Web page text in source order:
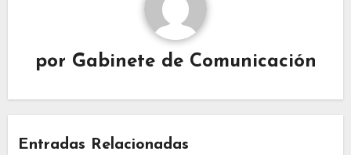
por Gabinete de Comunicación
Entradas Relacionadas